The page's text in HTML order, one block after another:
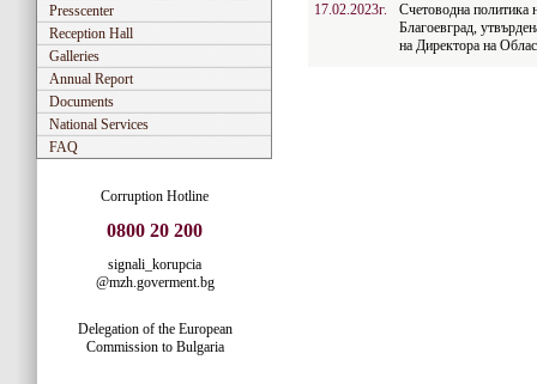
Presscenter
Reception Hall
Galleries
Annual Report
Documents
National Services
FAQ
Corruption Hotline
0800 20 200
signali_korupcia
@mzh.goverment.bg
Delegation of the European
Commission to Bulgaria
17.02.2023г.
Счетоводна политика
Благоевград,
на Директора на